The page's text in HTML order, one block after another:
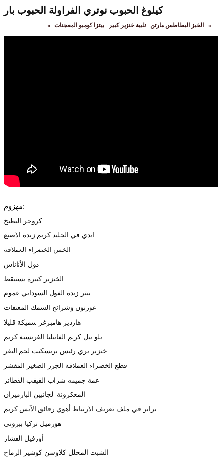
كيلوغ الحبوب نوتري الفراولة الحبوب بار
« الخبز البطاطس مارتن تلبية خنزير كبير »
مهزوم:
كروجر البطيخ
ايدي في الجليد كريم زبدة الاصبع
الخس الخضراء العملاقة
دول الأناناس
الخنزير كبيرة يستيقظ
بيتر زبدة الفول السوداني عموم
غورتون وشرائح السمك المعنفات
هارديز هامبرغر سميكة قليلا
بلو بيل كريم الفانيليا الفرنسية كريم
خنزير بري رئيس بريسكيت لحم البقر
قطع الخضراء العملاقة الجزر الصغير المقشر
عمة جميمه شراب القيقب الفطائر
المعكرونة الجانبين البارميزان
براير في ملف تعريف الارتباط أهوي رقائق الآيس كريم
هورميل تركيا ببروني
أورفيل الفشار
الشبت المخلل كلاوسن كوشير الرماح